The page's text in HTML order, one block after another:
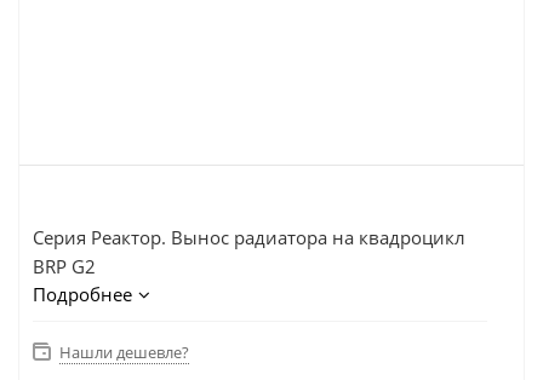
Серия Реактор. Вынос радиатора на квадроцикл
BRP G2
Подробнее
Нашли дешевле?